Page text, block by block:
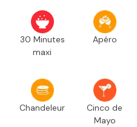
30 Minutes
maxi
Apéro
Chandeleur
Cinco de
Mayo